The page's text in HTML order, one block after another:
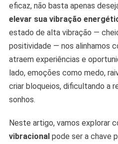
eficaz, não basta apenas
elevar sua vibração
estado de alta vibração —
positividade — nos alinhamos
atraem experiências e
lado, emoções como medo,
criar bloqueios, dificultando a
sonhos.
Neste artigo, vamos explorar
vibracionalpode ser a chave